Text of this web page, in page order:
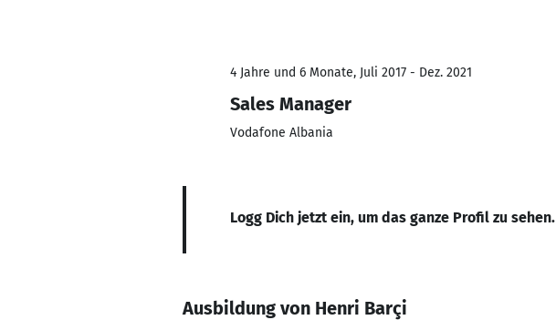
4 Jahre und 6 Monate, Juli 2017 - Dez. 2021
Sales Manager
Vodafone Albania
Logg Dich jetzt ein, um das ganze Profil zu sehen.
Ausbildung von Henri Barçi